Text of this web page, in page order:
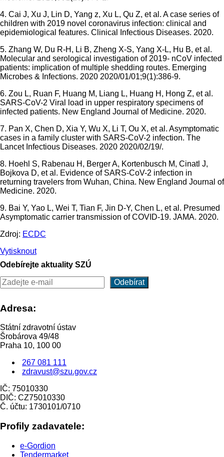
4. Cai J, Xu J, Lin D, Yang z, Xu L, Qu Z, et al. A case series of
children with 2019 novel coronavirus infection: clinical and
epidemiological features. Clinical Infectious Diseases. 2020.
5. Zhang W, Du R-H, Li B, Zheng X-S, Yang X-L, Hu B, et al.
Molecular and serological investigation of 2019- nCoV infected
patients: implication of multiple shedding routes. Emerging
Microbes & Infections. 2020 2020/01/01;9(1):386-9.
6. Zou L, Ruan F, Huang M, Liang L, Huang H, Hong Z, et al.
SARS-CoV-2 Viral load in upper respiratory specimens of
infected patients. New England Journal of Medicine. 2020.
7. Pan X, Chen D, Xia Y, Wu X, Li T, Ou X, et al. Asymptomatic
cases in a family cluster with SARS-CoV-2 infection. The
Lancet Infectious Diseases. 2020 2020/02/19/.
8. Hoehl S, Rabenau H, Berger A, Kortenbusch M, Cinatl J,
Bojkova D, et al. Evidence of SARS-CoV-2 infection in
returning travelers from Wuhan, China. New England Journal of
Medicine. 2020.
9. Bai Y, Yao L, Wei T, Tian F, Jin D-Y, Chen L, et al. Presumed
Asymptomatic carrier transmission of COVID-19. JAMA. 2020.
Zdroj: ECDC
Vytisknout
Odebírejte aktuality SZÚ
Adresa:
Státní zdravotní ústav
Šrobárova 49/48
Praha 10, 100 00
267 081 111
zdravust@szu.gov.cz
IČ: 75010330
DIČ: CZ75010330
Č. účtu: 1730101/0710
Profily zadavatele:
e-Gordion
Tendermarket